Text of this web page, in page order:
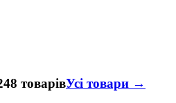
товарівУсі товари →